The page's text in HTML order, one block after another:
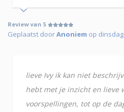
Review van 5
Geplaatst doorAnoniem op
lieve Ivy ik kan niet
hebt met je inzicht en lieve
voorspellingen, tot op de